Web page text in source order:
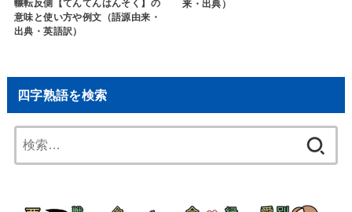
輾転反側【てんてんはんそく】の
意味と使い方や例文（語源由来・
出典・英語訳）
来・出典）
四字熟語を検索
索: